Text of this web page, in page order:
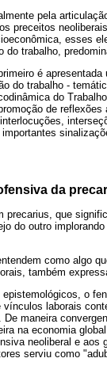
pela
preceitos
esses
trabalho,
é
do trabalho -
do
de
da
que
do outro
como algo
também
o
laborais
maneira
na economia
neoliberal e aos
serviu como